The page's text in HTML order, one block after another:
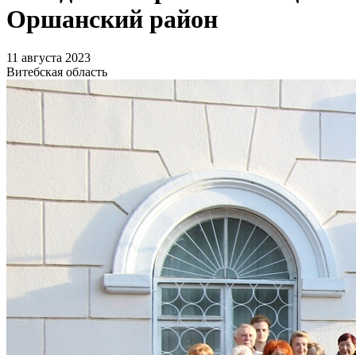
Оршанский район
11 августа 2023
Витебская область